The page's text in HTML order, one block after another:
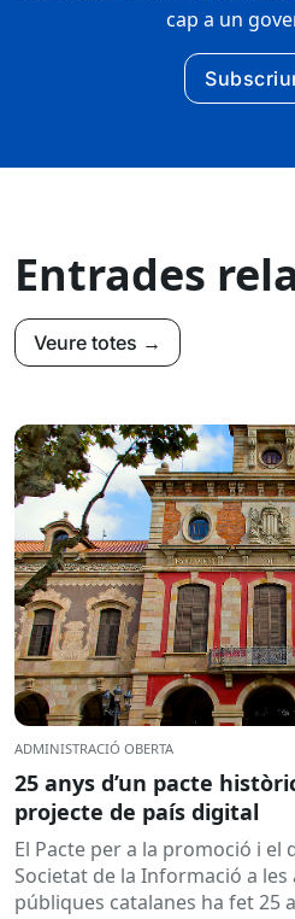
cap a un
Entrades
Veure totes →
ADMINISTRACIÓ OBERTA
25 anys d’un pacte
projecte de país digital
El Pacte per a la promoció i el
Societat de la Informació a
públiques catalanes ha fet 25